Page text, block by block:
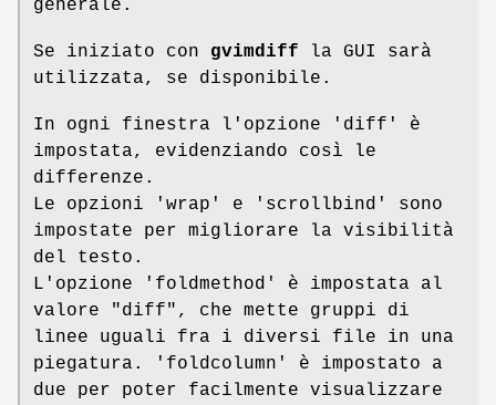
generale.
Se iniziato con gvimdiff la GUI sarà
utilizzata, se disponibile.
In ogni finestra l'opzione 'diff' è
impostata, evidenziando così le
differenze.
Le opzioni 'wrap' e 'scrollbind' sono
impostate per migliorare la visibilità
del testo.
L'opzione 'foldmethod' è impostata al
valore "diff", che mette gruppi di
linee uguali fra i diversi file in una
piegatura. 'foldcolumn' è impostato a
due per poter facilmente visualizzare